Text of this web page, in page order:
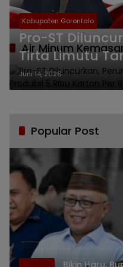
Air Minum
Kabupaten Gorontalo
Pro-ST
Tirta Limutu
Ribu Karton
Juni 14, 2026
Popular Post